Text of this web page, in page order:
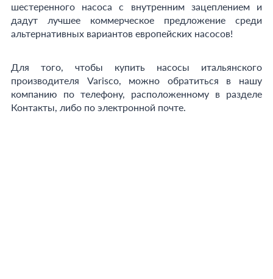
шестеренного насоса с внутренним зацеплением и
дадут лучшее коммерческое предложение среди
альтернативных вариантов европейских насосов!
Для того, чтобы купить насосы итальянского
производителя Varisco, можно обратиться в нашу
компанию по телефону, расположенному в разделе
Контакты, либо по электронной почте.